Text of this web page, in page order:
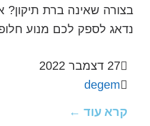
בצורה שאינה ברת תיקון?
נדאג לספק לכם מנוע
27 דצמבר 2022
degem
קרא עוד ←